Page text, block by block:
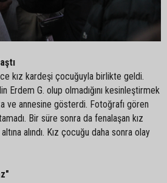
kız kardeşi çocuğuyla birlikte geldi.
Erdem G. olup olmadığını kesinleştirmek
ve annesine gösterdi. Fotoğrafı gören
Bir süre sonra da fenalaşan kız
alındı. Kız çocuğu daha sonra olay